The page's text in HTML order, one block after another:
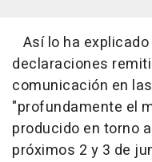
Así lo ha
declaraciones
comunicación en
"profundamente el
producido en torno
próximos 2 y 3 de